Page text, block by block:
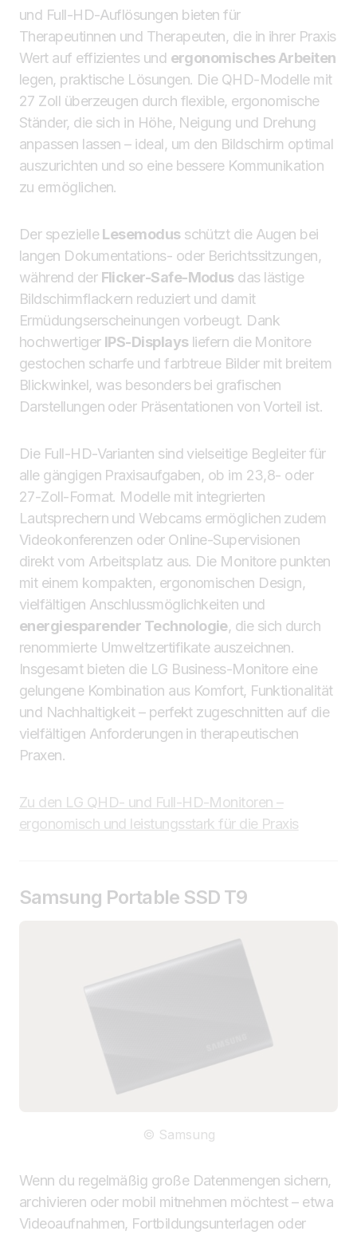
und Full-HD-Auflösungen bieten für
Therapeutinnen und Therapeuten, die in ihrer Praxis
Wert auf effizientes und ergonomisches Arbeiten
legen, praktische Lösungen. Die QHD-Modelle mit
27 Zoll überzeugen durch flexible, ergonomische
Ständer, die sich in Höhe, Neigung und Drehung
anpassen lassen – ideal, um den Bildschirm optimal
auszurichten und so eine bessere Kommunikation
zu ermöglichen.
Der spezielleLesemodusschützt die Augen bei
langen Dokumentations- oder Berichtssitzungen,
während der Flicker-Safe-Modusdas lästige
Bildschirmflackern reduziert und damit
Ermüdungserscheinungen vorbeugt. Dank
hochwertiger IPS-Displaysliefern die Monitore
gestochen scharfe und farbtreue Bilder mit breitem
Blickwinkel, was besonders bei grafischen
Darstellungen oder Präsentationen von Vorteil ist.
Die Full-HD-Varianten sind vielseitige Begleiter für
alle gängigen Praxisaufgaben, ob im 23,8- oder
27-Zoll-Format. Modelle mit integrierten
Lautsprechern und Webcams ermöglichen zudem
Videokonferenzen oder Online-Supervisionen
direkt vom Arbeitsplatz aus. Die Monitore punkten
mit einem kompakten, ergonomischen Design,
vielfältigen Anschlussmöglichkeiten und
energiesparender Technologie, die sich durch
renommierte Umweltzertifikate auszeichnen.
Insgesamt bieten die LG Business-Monitore eine
gelungene Kombination aus Komfort, Funktionalität
und Nachhaltigkeit – perfekt zugeschnitten auf die
vielfältigen Anforderungen in therapeutischen
Praxen.
Zu den LG QHD- und Full-HD-Monitoren –
ergonomisch und leistungsstark für die Praxis
Samsung Portable SSD T9
© Samsung
Wenn du regelmäßig große Datenmengen sichern,
archivieren oder mobil mitnehmen möchtest – etwa
Videoaufnahmen, Fortbildungsunterlagen oder